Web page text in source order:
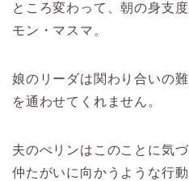
ところ変わって、朝の身支
モン・マスマ。
娘のリーダは関わり合いの
を通わせてくれません。
夫のぺリンはこのことに気
仲たがいに向かうような行